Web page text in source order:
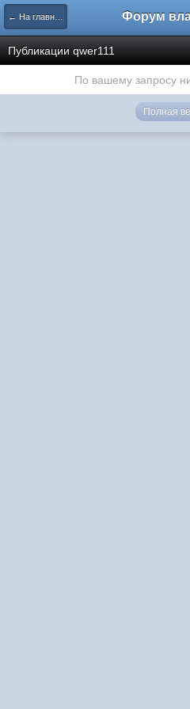
← На главную
Публикации qwer111
По вашему запросу
Полная